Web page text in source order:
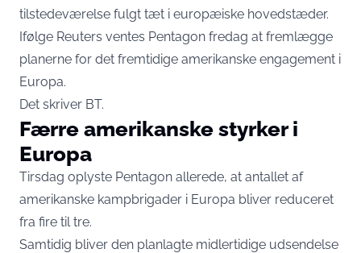
tilstedeværelse fulgt tæt i europæiske hovedstæder.
Ifølge Reuters ventes Pentagon fredag at fremlægge
planerne for det fremtidige amerikanske engagement i
Europa.
Det skriver BT.
Færre amerikanske styrker i
Europa
Tirsdag oplyste Pentagon allerede, at antallet af
amerikanske kampbrigader i Europa bliver reduceret
fra fire til tre.
Samtidig bliver den planlagte midlertidige udsendelse